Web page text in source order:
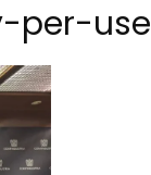
per-use